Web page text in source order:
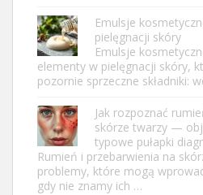
Emulsje
pielęgnacji skóry
Emulsje
elementy w pielęgnacji skóry,
pozornie sprzeczne składniki:
Jak rozpoznać
skórze twarzy —
typowe pułapki
Rumień i przebarwienia na
problemy, które mogą
gdy nie znamy ich …